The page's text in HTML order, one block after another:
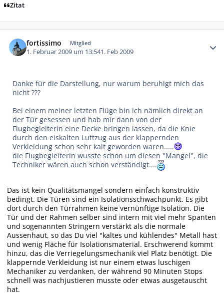
Zitat
fortissimo Mitglied
1. Februar 2009 um 13:541. Feb 2009
Danke für die Darstellung, nur warum beruhigt mich das
nicht ???
Bei einem meiner letzten Flüge bin ich nämlich direkt an
der Tür gesessen und hab mir dann von der
Flugbegleiterin eine Decke bringen lassen, da die Knie
durch den eiskalten Luftzug aus der klappernden
Verkleidung schon sehr kalt geworden waren.....
die Flugbegleiterin wusste schon um diesen "Mangel", die
Techniker wären auch schon verständigt....
Das ist kein Qualitätsmangel sondern einfach konstruktiv
bedingt. Die Türen sind ein Isolationsschwachpunkt. Es gibt
dort durch den Türrahmen keine vernünftige Isolation. Die
Tür und der Rahmen selber sind intern mit viel mehr Spanten
und sogenannten Stringern verstärkt als die normale
Aussenhaut, so das Du viel "kaltes und kühlendes" Metall hast
und wenig Fläche für Isolationsmaterial. Erschwerend kommt
hinzu, das die Verriegelungsmechanik viel Platz benötigt. Die
klappernde Verkleidung ist nur einem etwas luschigen
Mechaniker zu verdanken, der während 90 Minuten Stops
schnell was nachjustieren musste oder etwas ausgetauscht
hat.